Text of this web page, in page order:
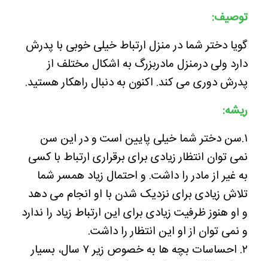
توصیف:
گویا دختر شما در منزل ارتباط خیلی خوبی با پدرش
دارد ولی درمنزل مادربزرگ به اشکال مختلف از
پدرش دوری می کند. اکنون به دنبال راهکار هستید.
ریشه:
۱.سن دختر شما خیلی پایین است و در این سن
نمی توان انتظار زیادی برای برقراری ارتباط با کسی
به غیر از مادر را داشت. و احتمال زیاد همسر شما
تلاش زیادی برای نزدیک شدن با او انجام می دهد
و او هنوز ظرفیت زیادی برای این ارتباط زیاد را ندارد
و نمی توان از او این انتظار را داشت.
۲. احساسات بچه ها به خصوص زیر ۷ سال، بسیار